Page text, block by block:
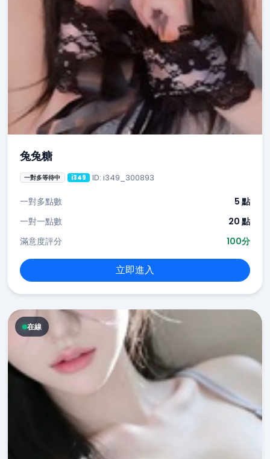
兔兔糖
一對多等待中 i349 ID: i349_300893
一對多點數
5 點
一對一點數
20 點
滿意度評分
100分
立即進入
在線